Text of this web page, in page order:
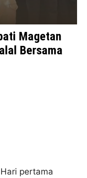
Magetan
Bersama
pertama